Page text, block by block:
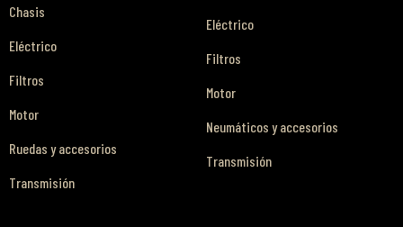
Chasis
Eléctrico
Filtros
Motor
Ruedas y accesorios
Transmisión
Eléctrico
Filtros
Motor
Neumáticos y accesorios
Transmisión